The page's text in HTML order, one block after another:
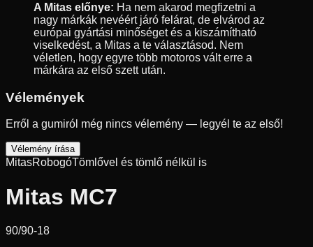
A Mitas előnye: Ha nem akarod megfizetni a
nagy márkák nevéért járó felárat, de elvárod az
európai gyártási minőséget és a kiszámítható
viselkedést, a Mitas a te választásod. Nem
véletlen, hogy egyre több motoros vált erre a
márkára az első szett után.
Vélemények
Erről a gumiról még nincs vélemény — legyél te az első!
Vélemény írása
MitasRobogóTömlővel és tömlő nélkül is
Mitas MC7
90/90-18